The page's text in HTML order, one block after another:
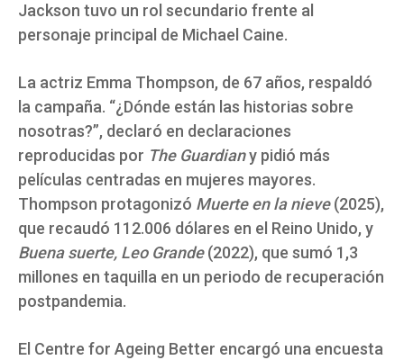
Jackson tuvo un rol secundario frente al
personaje principal de Michael Caine.
La actriz Emma Thompson, de 67 años, respaldó
la campaña. “¿Dónde están las historias sobre
nosotras?”, declaró en declaraciones
reproducidas por The Guardiany pidió más
películas centradas en mujeres mayores.
Thompson protagonizó Muerte en la nieve(2025),
que recaudó 112.006 dólares en el Reino Unido, y
Buena suerte, Leo Grande(2022), que sumó 1,3
millones en taquilla en un periodo de recuperación
postpandemia.
El Centre for Ageing Better encargó una encuesta